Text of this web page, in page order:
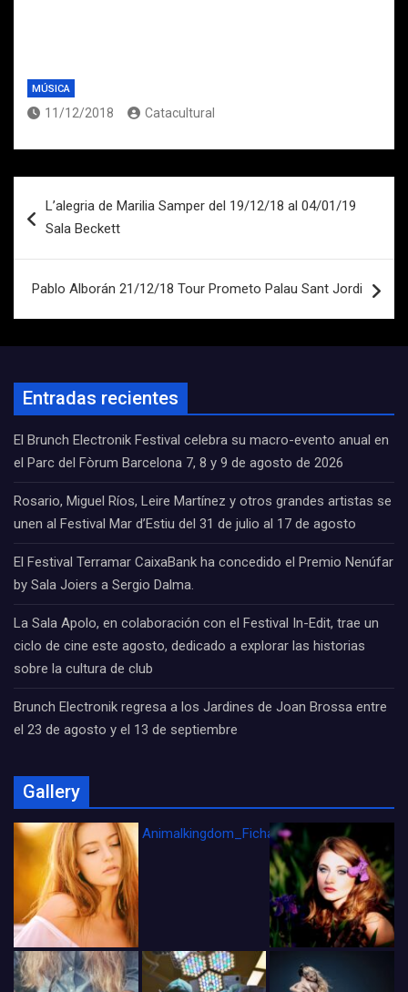
MÚSICA
11/12/2018 Catacultural
de
L’alegria de Marilia Samper del 19/12/18 al 04/01/19
Sala Beckett
Pablo Alborán 21/12/18 Tour Prometo Palau Sant Jordi
Entradas recientes
El Brunch Electronik Festival celebra su macro-evento anual en
el Parc del Fòrum Barcelona 7, 8 y 9 de agosto de 2026
Rosario, Miguel Ríos, Leire Martínez y otros grandes artistas se
unen al Festival Mar d’Estiu del 31 de julio al 17 de agosto
El Festival Terramar CaixaBank ha concedido el Premio Nenúfar
by Sala Joiers a Sergio Dalma.
La Sala Apolo, en colaboración con el Festival In-Edit, trae un
ciclo de cine este agosto, dedicado a explorar las historias
sobre la cultura de club
Brunch Electronik regresa a los Jardines de Joan Brossa entre
el 23 de agosto y el 13 de septiembre
Gallery
Animalkingdom_FichaCine